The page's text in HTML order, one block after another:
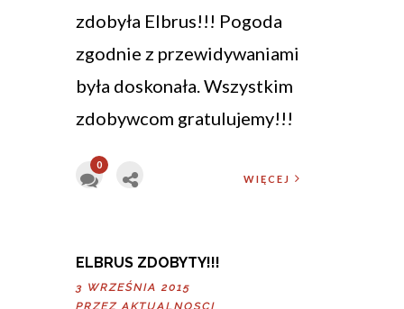
zdobyła Elbrus!!! Pogoda
zgodnie z przewidywaniami
była doskonała. Wszystkim
zdobywcom gratulujemy!!!
0
WIĘCEJ
ELBRUS ZDOBYTY!!!
3 WRZEŚNIA 2015
PRZEZ AKTUALNOSCI